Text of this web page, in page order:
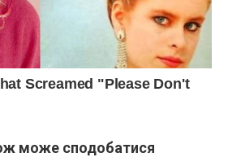
може сподобатися